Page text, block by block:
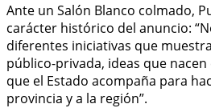
Ante un Salón Blanco colmado,
carácter histórico del anuncio:
diferentes iniciativas que
público-privada, ideas que
que el Estado acompaña para
provincia y a la región”.